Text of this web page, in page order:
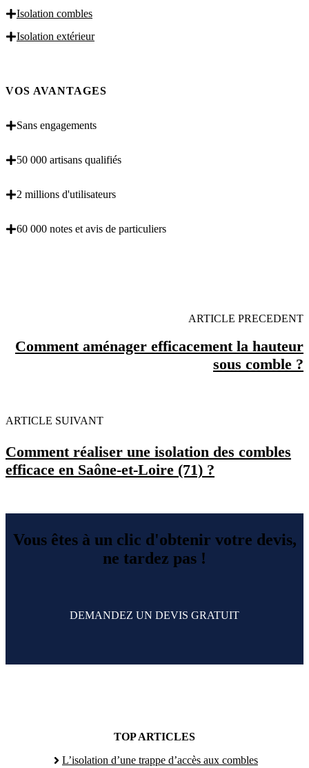
Isolation combles
Isolation extérieur
VOS AVANTAGES
Sans engagements
50 000 artisans qualifiés
2 millions d'utilisateurs
60 000 notes et avis de particuliers
ARTICLE PRECEDENT
Comment aménager efficacement la hauteur
sous comble ?
ARTICLE SUIVANT
Comment réaliser une isolation des combles
efficace en Saône-et-Loire (71) ?
Vous êtes à un clic d'obtenir votre devis,
ne tardez pas !
DEMANDEZ UN DEVIS GRATUIT
TOP ARTICLES
L’isolation d’une trappe d’accès aux combles